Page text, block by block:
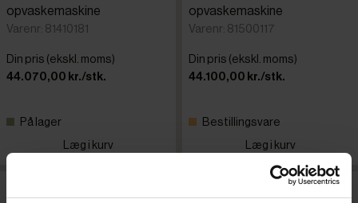
opvaskemaskine
Varenr: 81410181
Din pris (ekskl. moms)
44.070,00 kr./stk.
På lager
Læg i kurv
opvaskemaskine
Varenr: 81500117
Din pris (ekskl. moms)
44.100,00 kr./stk.
Bestillingsvare
Læg i kurv